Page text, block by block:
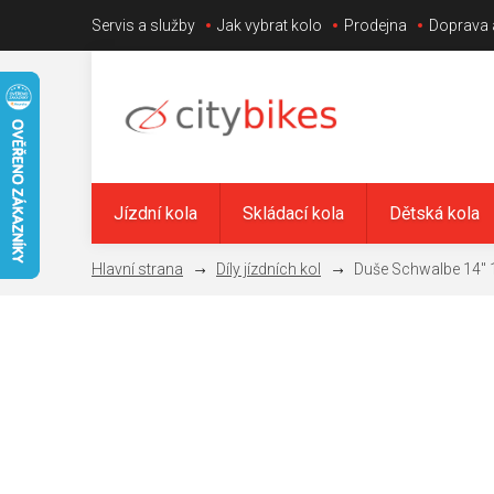
obsah
Servis a služby Jak vybrat kolo Prodejna Doprava
Jízdní kola Skládací kola Dětská kola
Díly jízdních kol Duše Schwalbe 14"